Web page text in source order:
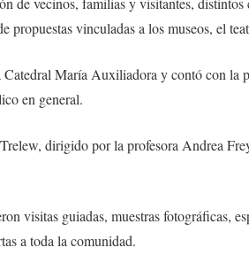
vinculadas a los museos, el
María Auxiliadora y contó con
en general.
dirigido por la profesora Andrea
visitas guiadas, muestras fotográficas,
a toda la comunidad.